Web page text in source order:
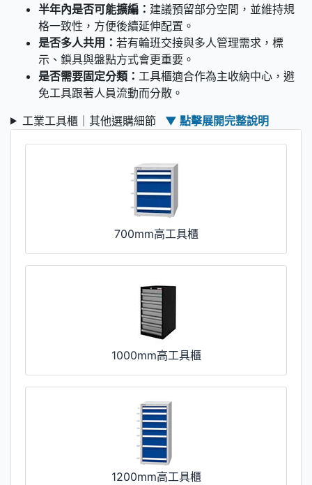
半年內是否可能擴編： 建議預留部分空間，並維持規
格一致性，方便後續延伸配置。
是否多人共用： 若有輪班交接與多人管理需求，標
示、鎖具與盤點方式會更重要。
是否需要固定分類： 工具櫃適合作為主收納中心，避
免工具跟著人員流動而分散。
工業工具櫃｜其他選購細節
▼ 點擊展開完整說明
700mm高工具櫃
1000mm高工具櫃
1200mm高工具櫃